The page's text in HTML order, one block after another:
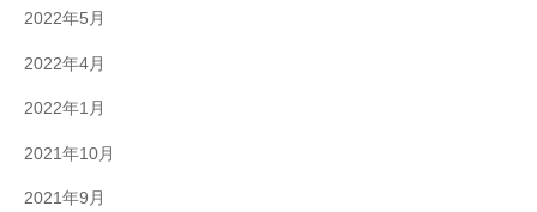
2022年5月
2022年4月
2022年1月
2021年10月
2021年9月